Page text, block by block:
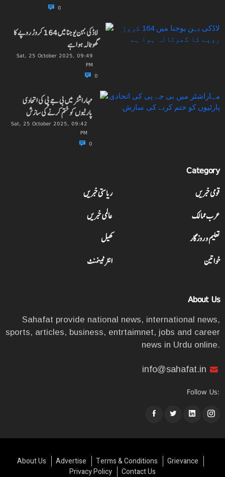
0
لاڈکی بہن یوجنا میں 164 کروڑ روپے کا
گھوٹالہ ہوا ہے
Sat, 25 October 2025, 09:49
PM
0
مہاراشٹر میں بی جے پی کی اتحادی
پارٹیوں کو ختم کرنے کی سازش
Sat, 25 October 2025, 09:42
PM
0
Category
قومی خبریں
ریاستی خبریں
عرب ممالک
عالمی خبریں
تعلیم و روزگار
کھیل
خواتین
انٹرٹینمنٹ
About Us
Sahafat provide national news, international news,
sports, articles, business, entrtaimnet, jobs and career
news in Urdu online.
info@sahafat.in
Follow Us:
About Us Advertise Terms & Conditions
Grievance
Privacy Policy
Contact Us